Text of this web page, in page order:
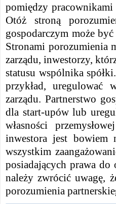
pomiędzy
Otóż stroną
gospodarczym może
Stronami porozumienia
zarządu, inwestorzy,
statusu wspólnika
przykład, uregulować
zarządu. Partnerstwo
dla start-upów lub
własności
inwestora jest bowiem
wszystkim
posiadających prawa do
należy zwrócić uwagę,
porozumienia